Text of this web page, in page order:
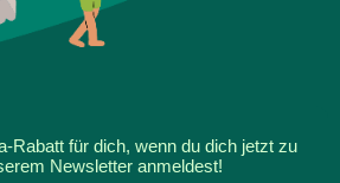
Rabatt für dich, wenn du dich jetzt zu
Newsletter anmeldest!